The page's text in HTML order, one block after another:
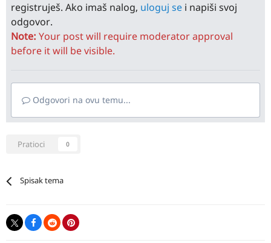
registruješ. Ako imaš nalog, uloguj se i napiši svoj
odgovor.
Note: Your post will require moderator approval
before it will be visible.
Odgovori na ovu temu...
Pratioci 0
Spisak tema